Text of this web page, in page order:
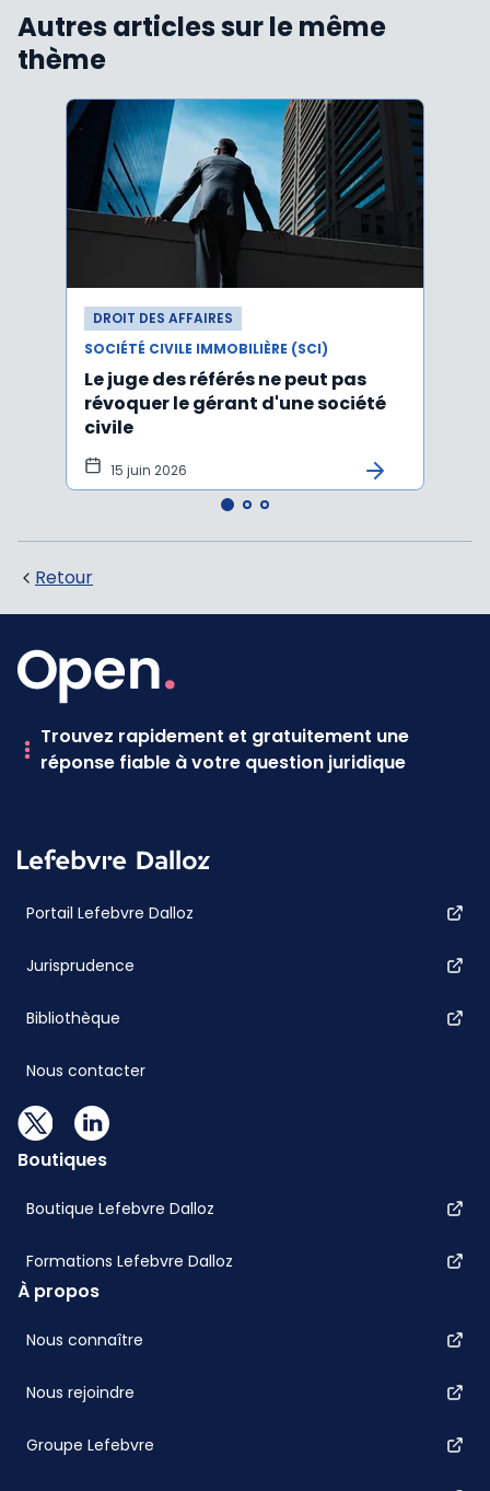
Autres articles sur le même
thème
DROIT DES AFFAIRES
SOCIÉTÉ CIVILE IMMOBILIÈRE (SCI)
Le juge des référés ne peut pas
révoquer le gérant d'une société
civile
15 juin 2026
Retour
Trouvez rapidement et gratuitement une
réponse fiable à votre question juridique
Portail Lefebvre Dalloz
Jurisprudence
Bibliothèque
Nous contacter
Boutiques
Boutique Lefebvre Dalloz
Formations Lefebvre Dalloz
À propos
Nous connaître
Nous rejoindre
Groupe Lefebvre